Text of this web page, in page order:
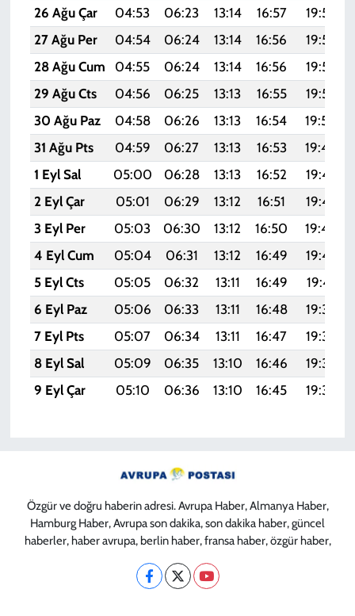
26 Ağu Çar
04:53 06:23 13:14 16:57 19:56
27 Ağu Per
04:54 06:24 13:14 16:56 19:55
28 Ağu Cum
04:55 06:24 13:14 16:56 19:53
29 Ağu Cts
04:56 06:25 13:13 16:55 19:52
30 Ağu Paz
04:58 06:26 13:13 16:54 19:50
31 Ağu Pts
04:59 06:27 13:13 16:53
19:49
1 Eyl Sal
05:00 06:28 13:13 16:52 19:47
2 Eyl Çar
05:01 06:29 13:12 16:51 19:45
3 Eyl Per
05:03 06:30 13:12 16:50 19:44
4 Eyl Cum
05:04 06:31 13:12 16:49 19:42
5 Eyl Cts
05:05 06:32 13:11 16:49 19:41
6 Eyl Paz
05:06 06:33 13:11 16:48 19:39
7 Eyl Pts
05:07 06:34 13:11 16:47 19:37
8 Eyl Sal
05:09 06:35 13:10 16:46 19:36
9 Eyl Çar
05:10 06:36 13:10 16:45 19:34
Özgür ve doğru haberin adresi. Avrupa Haber, Almanya Haber,
Hamburg Haber, Avrupa son dakika, son dakika haber, güncel
haberler, haber avrupa, berlin haber, fransa haber, özgür haber,